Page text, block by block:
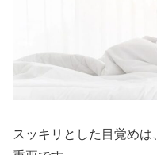
スッキリとした目覚め